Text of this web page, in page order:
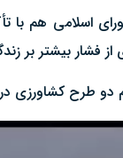
اسلامی هم با
از فشار بیشتر بر
کشاورزی در بخش